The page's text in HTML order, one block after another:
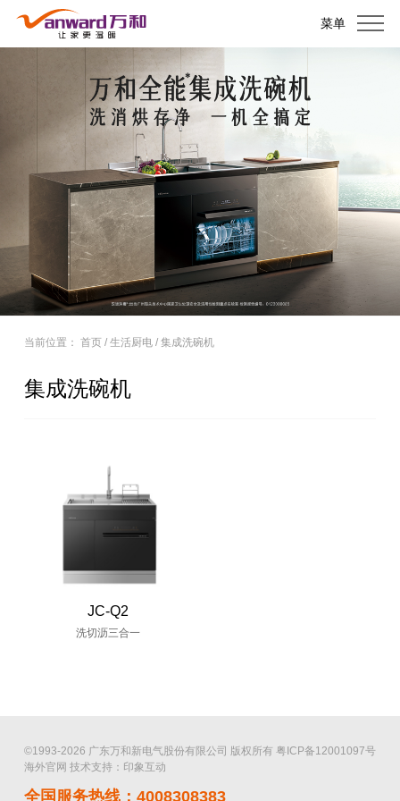
菜单
当前位置： 首页/ 生活厨电/ 集成洗碗机
集成洗碗机
JC-Q2
洗切沥三合一
©1993-2026 广东万和新电气股份有限公司 版权所有 粤ICP备12001097号
海外官网 技术支持：印象互动
全国服务热线：4008308383